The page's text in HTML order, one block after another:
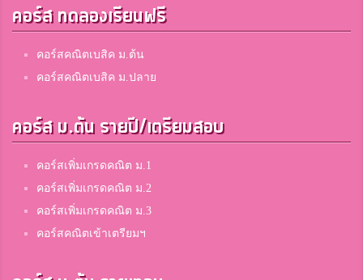
คอร์ส ทดลองเรียนฟรี
คอร์สคณิตเบสิค ม.ต้น
คอร์สคณิตเบสิค ม.ปลาย
คอร์ส ม.ต้น รายปี/เตรียมสอบ
คอร์สเพิ่มเกรดคณิต ม.1
คอร์สเพิ่มเกรดคณิต ม.2
คอร์สเพิ่มเกรดคณิต ม.3
คอร์สคณิตเข้าเตรียมฯ